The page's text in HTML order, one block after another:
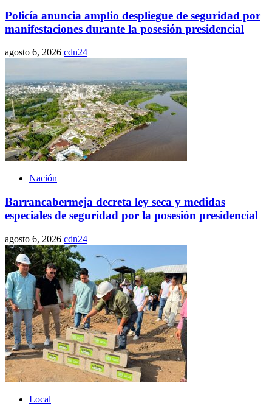
Policía anuncia amplio despliegue de seguridad por
manifestaciones durante la posesión presidencial
agosto 6, 2026 cdn24
Nación
Barrancabermeja decreta ley seca y medidas
especiales de seguridad por la posesión presidencial
agosto 6, 2026 cdn24
Local